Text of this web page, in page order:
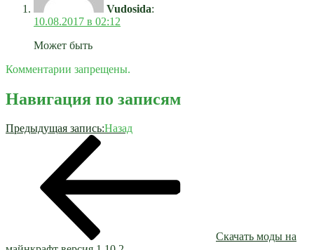
Vudosida:
10.08.2017 в 02:12
Может быть
Комментарии запрещены.
Навигация по записям
Предыдущая запись:Назад
Скачать моды на